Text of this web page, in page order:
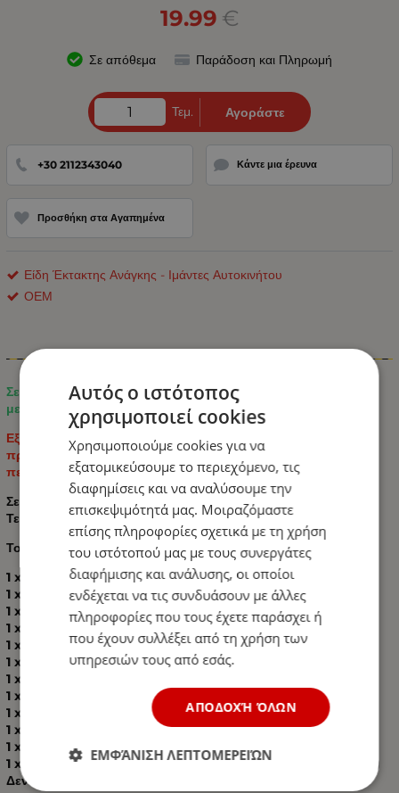
19.99 €
Σε απόθεμα Παράδοση και Πληρωμή
Τεμ. Αγοράστε
+30 2112343040 Κάντε μια έρευνα
Προσθήκη στα Αγαπημένα
Είδη Έκτακτης Ανάγκης - Ιμάντες Αυτοκινήτου
ΟΕΜ
Σετ αυτοκινήτου έκτακτης ανάγκης 11τμχ με Βαλιτσάκι
μεταφοράς ( Κώνος Φωτιζόμενος ).
Εξοπλίστε πλήρως το αυτοκίνητό σας για τη διασφάλιση της
προσωπικής σας ασφάλειας και την αντιμετώπιση έκτακτων
περιστατικών.
Σετ Εκτάκτου Ανάγκης Αυτοκινήτου Κώνος Φωτιζόμενος 11
Τεμαχίων
Το σετ περιλαμβάνει:
1 x Βαλιτσάκι μεταφοράς ( Κώνος Φωτιζόμενος )
1 x Μαχαίρι Λεπίδα
1 x Γιλέκο ασφαλείας
1 x Μυτοτσιμπιδο
1 x Καλώδια μπαταρίας
1 x Ανακλαστικό γιλέκο
1 x Σφυρί έκτακτης ανάγκης
1 x Γάντια
1 x Αδιάβροχο
1 x Κατσαβίδι
1 x Μονωτική Ταινία
1 x LED Φώς Φλάς Λάμψη (με μπαταρίες 2Χ AA για τη λάμπα)
Δεν περιλαμβάνονται
Αυτός ο ιστότοπος
χρησιμοποιεί cookies
Χρησιμοποιούμε cookies για να
εξατομικεύσουμε το περιεχόμενο, τις
διαφημίσεις και να αναλύσουμε την
επισκεψιμότητά μας. Μοιραζόμαστε
επίσης πληροφορίες σχετικά με τη χρήση
του ιστότοπού μας με τους συνεργάτες
διαφήμισης και ανάλυσης, οι οποίοι
ενδέχεται να τις συνδυάσουν με άλλες
πληροφορίες που τους έχετε παράσχει ή
που έχουν συλλέξει από τη χρήση των
υπηρεσιών τους από εσάς.
ΑΠΟΔΟΧΉ ΌΛΩΝ
ΕΜΦΆΝΙΣΗ ΛΕΠΤΟΜΕΡΕΙΏΝ